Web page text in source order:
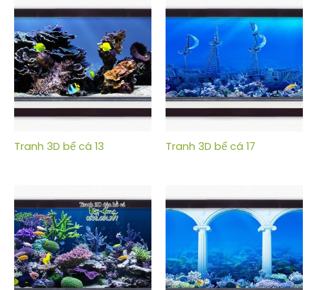
Tranh 3D bể cá 13 Tranh 3D bể cá 17